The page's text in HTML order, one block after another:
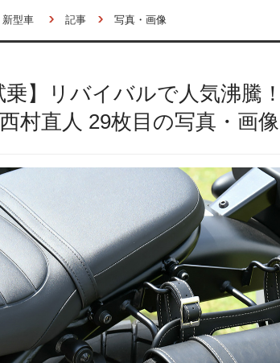
新型車 記事 写真・画像
乗】リバイバルで人気沸騰
村直人 29枚目の写真・画像